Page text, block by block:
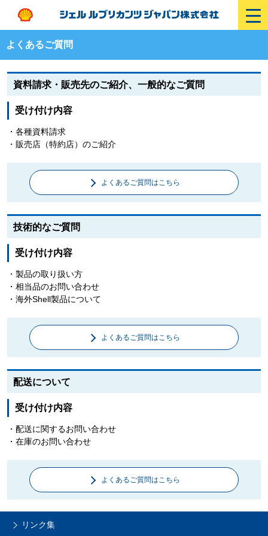
よくあるご質問
資料請求・販売先のご紹介、一般的なご質問
受け付け内容
・各種資料請求
・販売店（特約店）のご紹介
よくあるご質問はこちら
技術的なご質問
受け付け内容
・製品の取り扱い方
・相当品のお問い合わせ
・海外Shell製品について
よくあるご質問はこちら
配送について
受け付け内容
・配送に関するお問い合わせ
・在庫のお問い合わせ
よくあるご質問はこちら
リンク集